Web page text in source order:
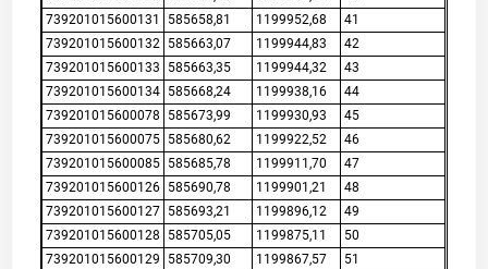
739201015600131
585658,81 1199952,68
41
739201015600132 585663,07 1199944,83
42
739201015600133
585663,35 1199944,32
43
739201015600134 585668,24 1199938,16
44
739201015600078
585673,99 1199930,93
45
739201015600075 585680,62 1199922,52
46
739201015600085 585685,78 1199911,70
47
739201015600126 585690,78 1199901,21
48
739201015600127 585693,21 1199896,12
49
739201015600128
585705,05 1199875,11
50
739201015600129
585709,30 1199867,57
51